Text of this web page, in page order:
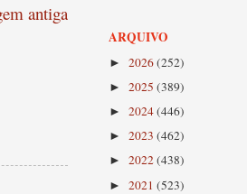
antiga
ARQUIVO
► 2026(252)
► 2025 (389)
► 2024(446)
► 2023 (462)
► 2022(438)
► 2021 (523)